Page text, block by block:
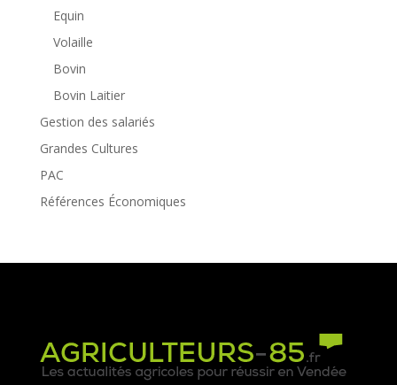
Equin
Volaille
Bovin
Bovin Laitier
Gestion des salariés
Grandes Cultures
PAC
Références Économiques